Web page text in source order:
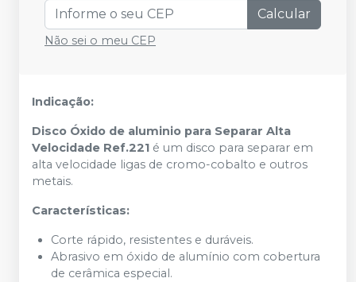
Calcular
Não sei o meu CEP
Indicação:
Disco Óxido de aluminio para Separar Alta
Velocidade Ref.221 é um disco para separar em
alta velocidade ligas de cromo-cobalto e outros
metais.
Características:
Corte rápido, resistentes e duráveis.
Abrasivo em óxido de alumínio com cobertura
de cerâmica especial.